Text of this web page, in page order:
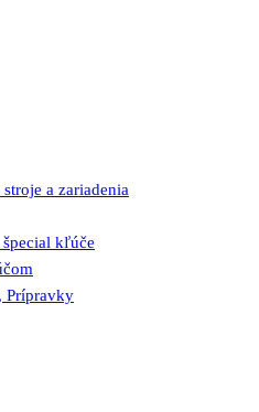
a zariadenia
kľúče
Prípravky